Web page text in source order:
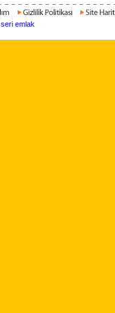
seri emlak